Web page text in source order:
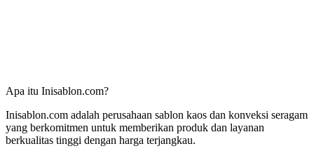
Apa itu Inisablon.com?
Inisablon.com adalah perusahaan sablon kaos dan konveksi seragam
yang berkomitmen untuk memberikan produk dan layanan
berkualitas tinggi dengan harga terjangkau.